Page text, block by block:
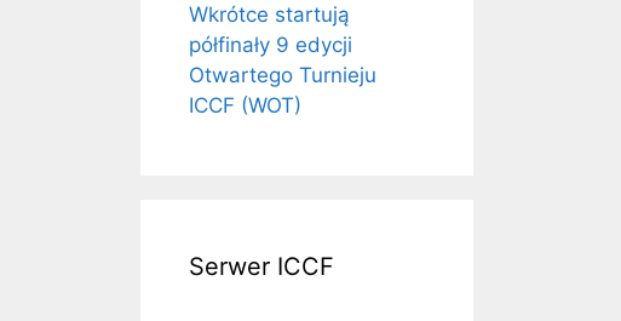
Wkrótce startują
półfinały 9 edycji
Otwartego Turnieju
ICCF (WOT)
Serwer ICCF